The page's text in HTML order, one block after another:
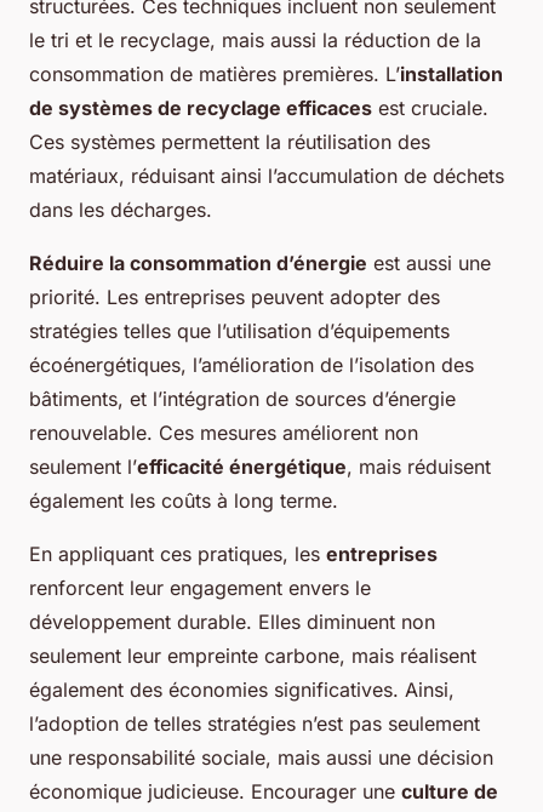
structurées. Ces techniques incluent non seulement
le tri et le recyclage, mais aussi la réduction de la
consommation de matières premières. L’installation
de systèmes de recyclage efficaces est cruciale.
Ces systèmes permettent la réutilisation des
matériaux, réduisant ainsi l’accumulation de déchets
dans les décharges.
Réduire la consommation d’énergie est aussi une
priorité. Les entreprises peuvent adopter des
stratégies telles que l’utilisation d’équipements
écoénergétiques, l’amélioration de l’isolation des
bâtiments, et l’intégration de sources d’énergie
renouvelable. Ces mesures améliorent non
seulement l’efficacité énergétique, mais réduisent
également les coûts à long terme.
En appliquant ces pratiques, les entreprises
renforcent leur engagement envers le
développement durable. Elles diminuent non
seulement leur empreinte carbone, mais réalisent
également des économies significatives. Ainsi,
l’adoption de telles stratégies n’est pas seulement
une responsabilité sociale, mais aussi une décision
économique judicieuse. Encourager une culture de